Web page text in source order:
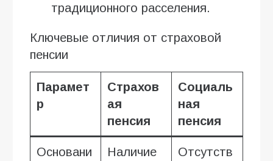
традиционного расселения.
Ключевые отличия от страховой
пенсии
Парамет
р
Страхов
ая
пенсия
Социаль
ная
пенсия
Основани
Наличие
Отсутств